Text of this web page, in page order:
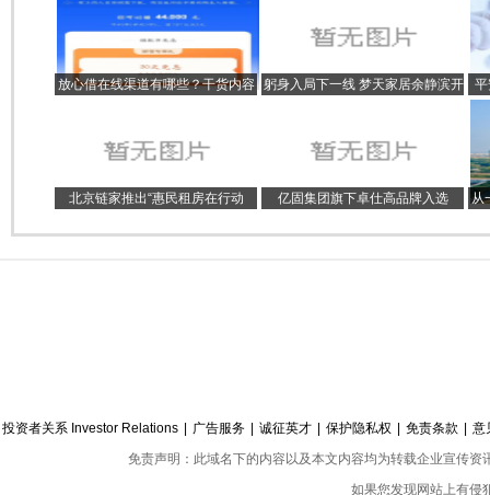
放心借在线渠道有哪些？干货内容 躬身入局下一线 梦天家居余静滨开
北京链家推出“惠民租房在行动
亿固集团旗下卓仕高品牌入选
从
投资者关系 Investor Relations 广告服务 诚征英才 保护隐私权 免责条款
意
免责声明：此域名下的内容以及本文内容均为转载企业宣传
如果您发现网站上有侵